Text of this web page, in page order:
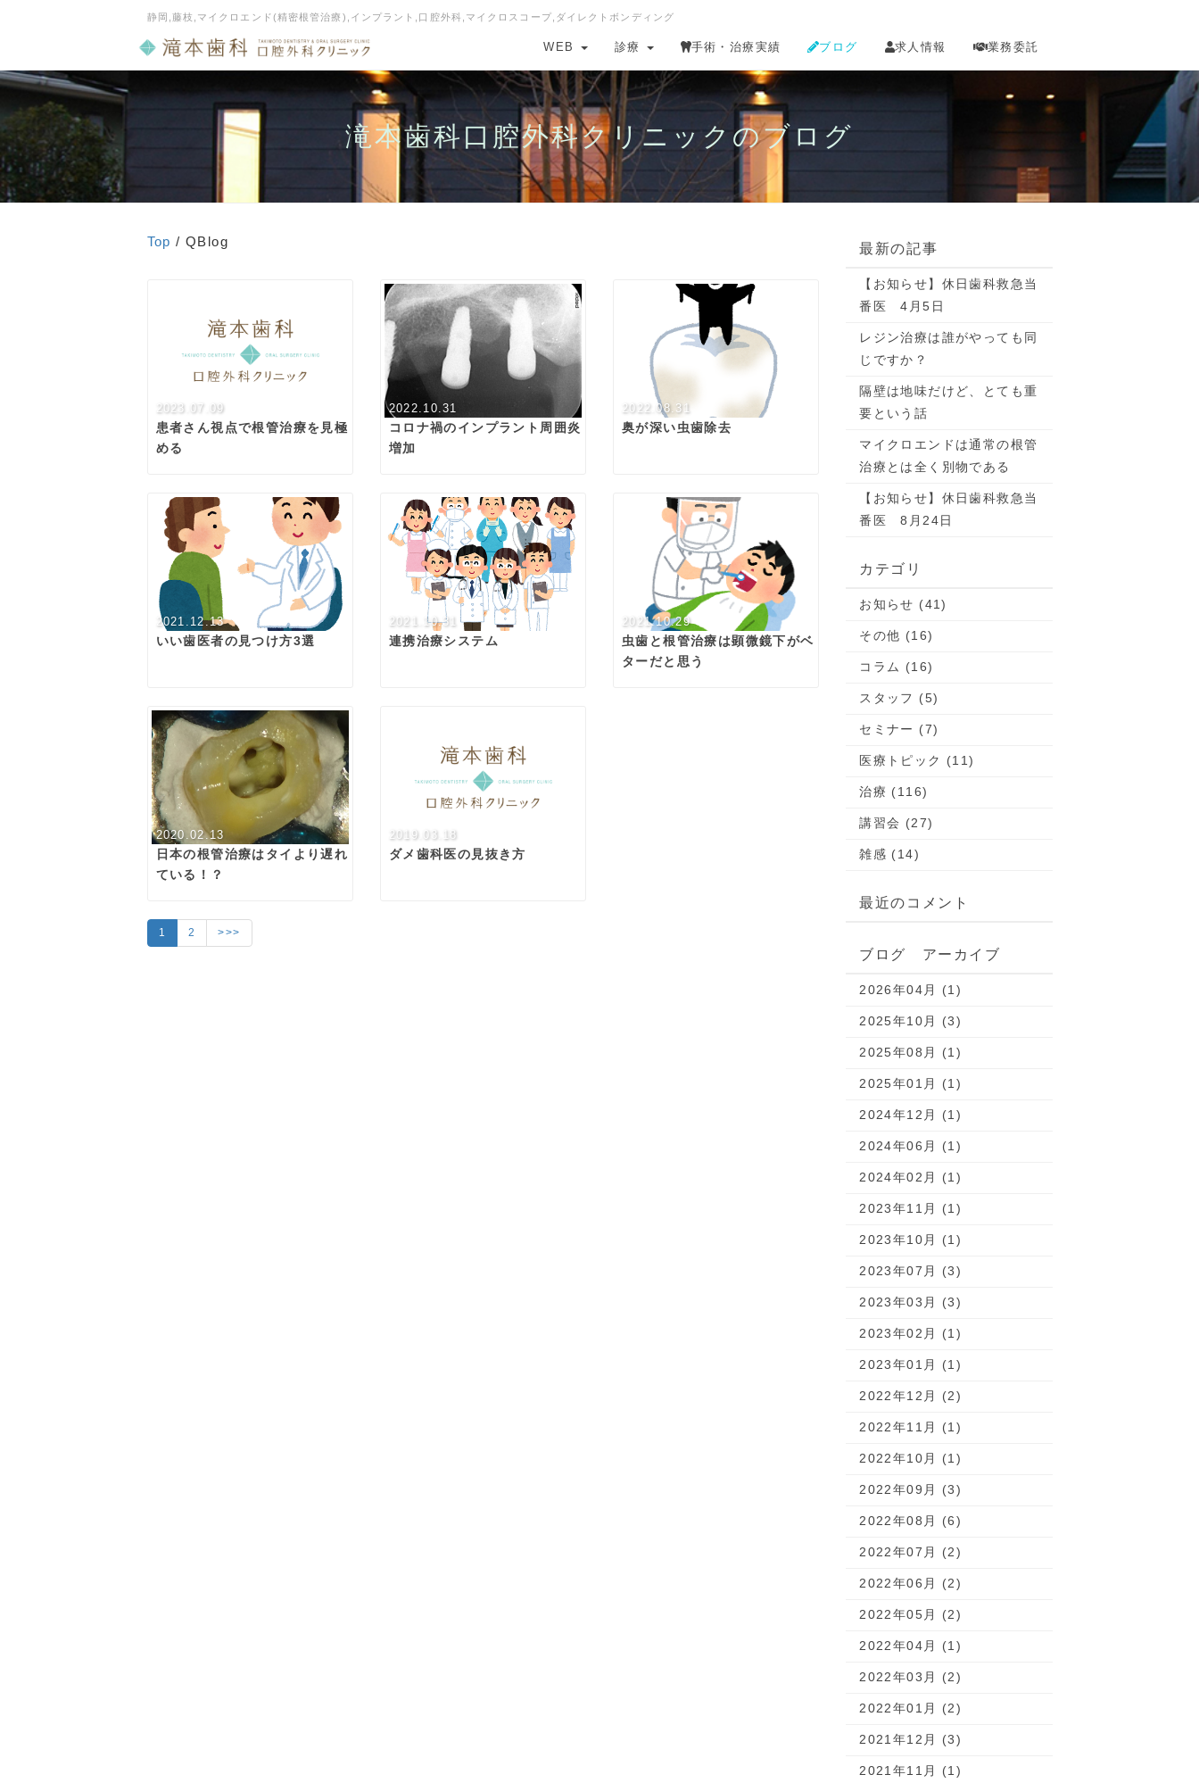
静岡,藤枝,マイクロエンド(精密根管治療),インプラント,口腔外科,マイクロスコープ,ダイレクトボンディング
WEB 診療 手術・治療実績 ブログ 求人情報 業務委託
滝本歯科口腔外科クリニックのブログ
Top / QBlog
2023.07.09
患者さん視点で根管治療を見極
める
2022.10.31
コロナ禍のインプラント周囲炎
増加
2022.08.31
奥が深い虫歯除去
2021.12.13
いい歯医者の見つけ方3選
2021.10.31
連携治療システム
2021.10.29
虫歯と根管治療は顕微鏡下がベ
ターだと思う
2020.02.13
日本の根管治療はタイより遅れ
ている！？
2019.03.18
ダメ歯科医の見抜き方
1 2 >>>
最新の記事
【お知らせ】休日歯科救急当
番医 4月5日
レジン治療は誰がやっても同
じですか？
隔壁は地味だけど、とても重
要という話
マイクロエンドは通常の根管
治療とは全く別物である
【お知らせ】休日歯科救急当
番医 8月24日
カテゴリ
お知らせ (41)
その他 (16)
コラム (16)
スタッフ (5)
セミナー (7)
医療トピック (11)
治療 (116)
講習会 (27)
雑感 (14)
最近のコメント
ブログ アーカイブ
2026年04月 (1)
2025年10月 (3)
2025年08月 (1)
2025年01月 (1)
2024年12月 (1)
2024年06月 (1)
2024年02月 (1)
2023年11月 (1)
2023年10月 (1)
2023年07月 (3)
2023年03月 (3)
2023年02月 (1)
2023年01月 (1)
2022年12月 (2)
2022年11月 (1)
2022年10月 (1)
2022年09月 (3)
2022年08月 (6)
2022年07月 (2)
2022年06月 (2)
2022年05月 (2)
2022年04月 (1)
2022年03月 (2)
2022年01月 (2)
2021年12月 (3)
2021年11月 (1)